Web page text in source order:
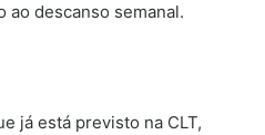
ao descanso semanal.
já está previsto na CLT,